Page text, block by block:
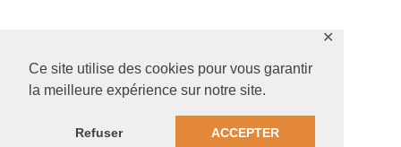
Ce site utilise des cookies pour vous garantir
la meilleure expérience sur notre site.
Refuser ACCEPTER
✕